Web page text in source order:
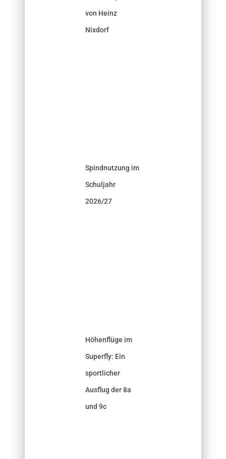
von Heinz
Nixdorf
Spindnutzung im
Schuljahr
2026/27
Höhenflüge im
Superfly: Ein
sportlicher
Ausflug der 8a
und 9c